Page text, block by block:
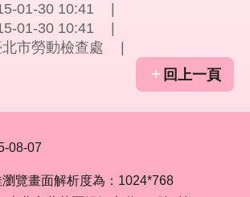
01-30 10:41
01-30 10:41
市勞動檢查處
回上一頁
08-07
覽畫面解析度為：1024*768